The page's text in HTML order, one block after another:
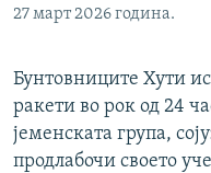
27 март 2026 година.
Бунтовниците Хути
ракети во рок од 24
јеменската група,
продлабочи своето